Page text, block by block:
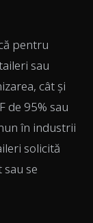
pentru
sau
cât și
de 95% sau
în industrii
solicită
se